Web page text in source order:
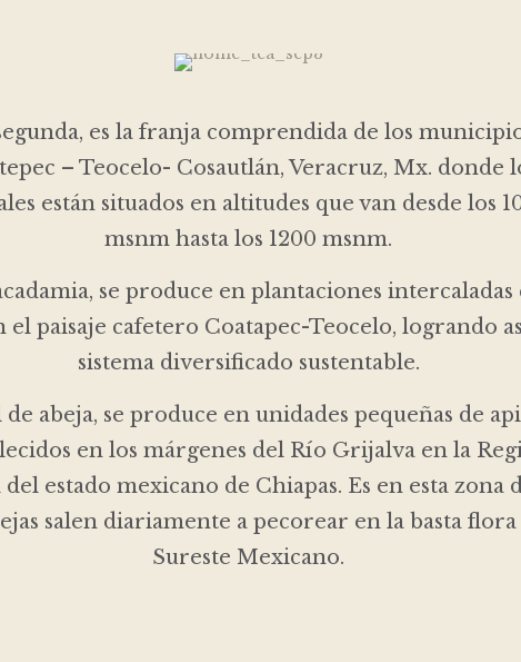
es la franja comprendida de los
– Teocelo- Cosautlán, Veracruz, Mx. donde
están situados en altitudes que van desde los
msnm hasta los 1200 msnm.
se produce en plantaciones intercaladas
el paisaje cafetero Coatapec-Teocelo, logrando
sistema diversificado sustentable.
abeja, se produce en unidades pequeñas de
en los márgenes del Río Grijalva en la
estado mexicano de Chiapas. Es en esta zona
salen diariamente a pecorear en la basta
Sureste Mexicano.